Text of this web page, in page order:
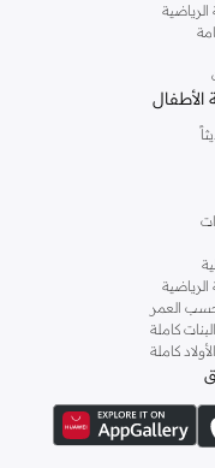
العمر
كاملة
كاملة